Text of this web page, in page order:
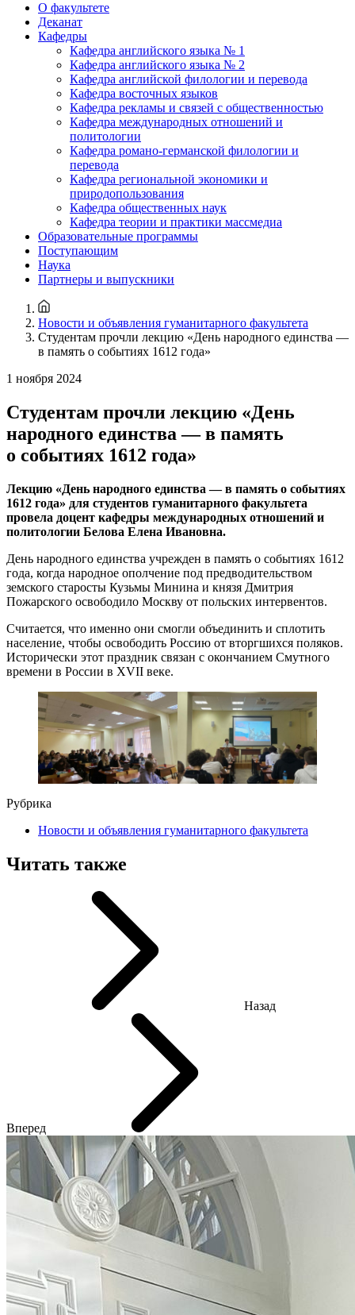
О факультете
Деканат
Кафедры
Кафедра английского языка № 1
Кафедра английского языка № 2
Кафедра английской филологии и перевода
Кафедра восточных языков
Кафедра рекламы и связей с общественностью
Кафедра международных отношений и
политологии
Кафедра романо-германской филологии и
перевода
Кафедра региональной экономики и
природопользования
Кафедра общественных наук
Кафедра теории и практики массмедиа
Образовательные программы
Поступающим
Наука
Партнеры и выпускники
Новости и объявления гуманитарного факультета
Студентам прочли лекцию «День народного единства —
в память о событиях 1612 года»
1 ноября 2024
Студентам прочли лекцию «День
народного единства — в память
о событиях 1612 года»
Лекцию «День народного единства — в память о событиях
1612 года» для студентов гуманитарного факультета
провела доцент кафедры международных отношений и
политологии Белова Елена Ивановна.
День народного единства учрежден в память о событиях 1612
года, когда народное ополчение под предводительством
земского старосты Кузьмы Минина и князя Дмитрия
Пожарского освободило Москву от польских интервентов.
Считается, что именно они смогли объединить и сплотить
население, чтобы освободить Россию от вторгшихся поляков.
Исторически этот праздник связан с окончанием Смутного
времени в России в XVII веке.
Рубрика
Новости и объявления гуманитарного факультета
Читать также
Назад
Вперед